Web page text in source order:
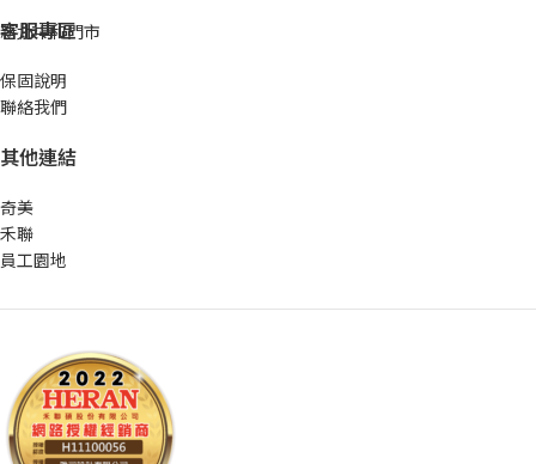
新北中和門市
客服專區
保固說明
聯絡我們
其他連結
奇美
禾聯
員工園地